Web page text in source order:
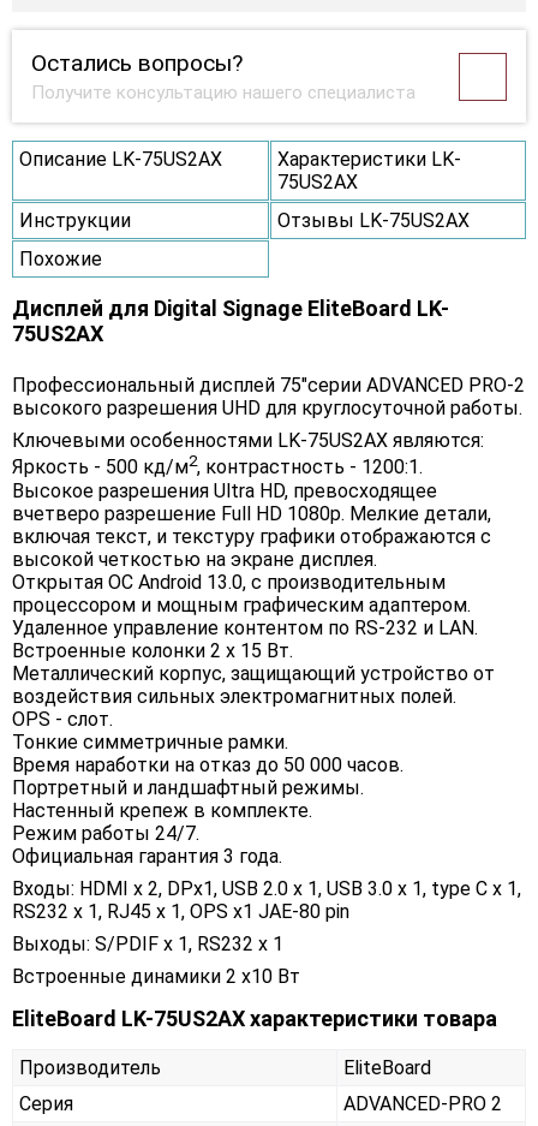
Остались вопросы?
Получите консультацию нашего специалиста
Описание LK-75US2AX
Характеристики LK-
75US2AX
Инструкции
Отзывы LK-75US2AX
Похожие
Дисплей для Digital Signage EliteBoard LK-
75US2AX
Профессиональный дисплей 75"серии ADVANCED PRO-2
высокого разрешения UHD для круглосуточной работы.
Ключевыми особенностями LK-75US2AX являются:
Яркость - 500 кд/м2, контрастность - 1200:1.
Высокое разрешения Ultra HD, превосходящее
вчетверо разрешение Full HD 1080p. Мелкие детали,
включая текст, и текстуру графики отображаются с
высокой четкостью на экране дисплея.
Открытая ОС Android 13.0, c производительным
процессором и мощным графическим адаптером.
Удаленное управление контентом по RS-232 и LAN.
Встроенные колонки 2 х 15 Вт.
Металлический корпус, защищающий устройство от
воздействия сильных электромагнитных полей.
OPS - слот.
Тонкие симметричные рамки.
Время наработки на отказ до 50 000 часов.
Портретный и ландшафтный режимы.
Настенный крепеж в комплекте.
Режим работы 24/7.
Официальная гарантия 3 года.
Входы: HDMI x 2, DPx1, USB 2.0 x 1, USB 3.0 x 1, type C x 1,
RS232 x 1, RJ45 x 1, OPS x1 JAE-80 pin
Выходы: S/PDIF х 1, RS232 х 1
Встроенные динамики 2 x10 Вт
EliteBoard LK-75US2AX характеристики товара
Производитель
EliteBoard
Серия
ADVANCED-PRO 2